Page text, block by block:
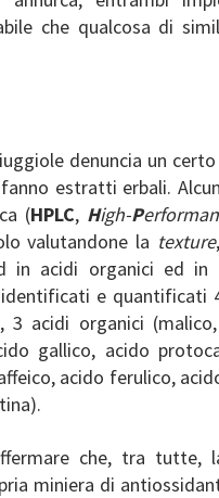
che qualcosa di
denuncia un
estratti erbali.
(HPLC, High-P
valutandone la texture
in acidi organici ed in
e quantificati
3 acidi organici
gallico, acido
acido ferulico,
che, tra tutte,
miniera di